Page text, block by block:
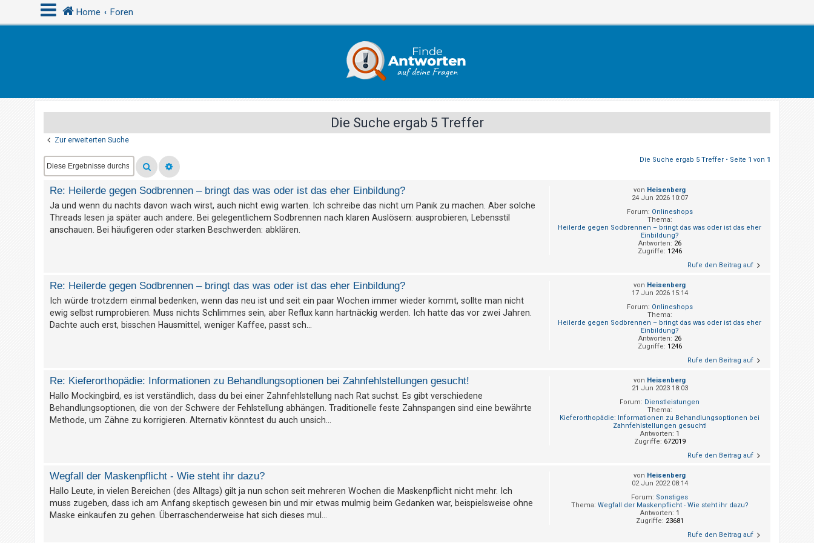
Home Foren
Die Suche ergab 5 Treffer
Zur erweiterten Suche
Die Suche ergab 5 Treffer • Seite 1 von 1
von Heisenberg
24 Jun 2026 10:07
Forum: Onlineshops
Thema:
Heilerde gegen Sodbrennen – bringt das was oder ist das eher
Einbildung?
Antworten: 26
Zugriffe: 1246
Re: Heilerde gegen Sodbrennen – bringt das was oder ist das eher Einbildung?
Ja und wenn du nachts davon wach wirst, auch nicht ewig warten. Ich schreibe das nicht um Panik zu machen. Aber solche
Threads lesen ja später auch andere. Bei gelegentlichem Sodbrennen nach klaren Auslösern: ausprobieren, Lebensstil
anschauen. Bei häufigeren oder starken Beschwerden: abklären.
Rufe den Beitrag auf
von Heisenberg
17 Jun 2026 15:14
Forum: Onlineshops
Thema:
Heilerde gegen Sodbrennen – bringt das was oder ist das eher
Einbildung?
Antworten: 26
Zugriffe: 1246
Re: Heilerde gegen Sodbrennen – bringt das was oder ist das eher Einbildung?
Ich würde trotzdem einmal bedenken, wenn das neu ist und seit ein paar Wochen immer wieder kommt, sollte man nicht
ewig selbst rumprobieren. Muss nichts Schlimmes sein, aber Reflux kann hartnäckig werden. Ich hatte das vor zwei Jahren.
Dachte auch erst, bisschen Hausmittel, weniger Kaffee, passt sch...
Rufe den Beitrag auf
von Heisenberg
21 Jun 2023 18:03
Forum: Dienstleistungen
Thema:
Kieferorthopädie: Informationen zu Behandlungsoptionen bei
Zahnfehlstellungen gesucht!
Antworten: 1
Zugriffe: 672019
Re: Kieferorthopädie: Informationen zu Behandlungsoptionen bei Zahnfehlstellungen gesucht!
Hallo Mockingbird, es ist verständlich, dass du bei einer Zahnfehlstellung nach Rat suchst. Es gibt verschiedene
Behandlungsoptionen, die von der Schwere der Fehlstellung abhängen. Traditionelle feste Zahnspangen sind eine bewährte
Methode, um Zähne zu korrigieren. Alternativ könntest du auch unsich...
Rufe den Beitrag auf
von Heisenberg
02 Jun 2022 08:14
Forum: Sonstiges
Thema: Wegfall der Maskenpflicht - Wie steht ihr dazu?
Antworten: 1
Zugriffe: 23681
Wegfall der Maskenpflicht - Wie steht ihr dazu?
Hallo Leute, in vielen Bereichen (des Alltags) gilt ja nun schon seit mehreren Wochen die Maskenpflicht nicht mehr. Ich
muss zugeben, dass ich am Anfang skeptisch gewesen bin und mir etwas mulmig beim Gedanken war, beispielsweise ohne
Maske einkaufen zu gehen. Überraschenderweise hat sich dieses mul...
Rufe den Beitrag auf